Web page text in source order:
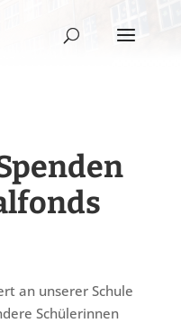
an unserer Schule
Schülerinnen